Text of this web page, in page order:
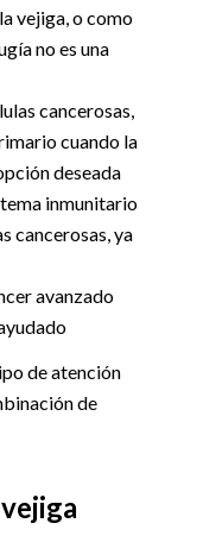
vejiga, o como
no es una
cancerosas,
cuando la
deseada
inmunitario
cancerosas, ya
avanzado
de atención
de